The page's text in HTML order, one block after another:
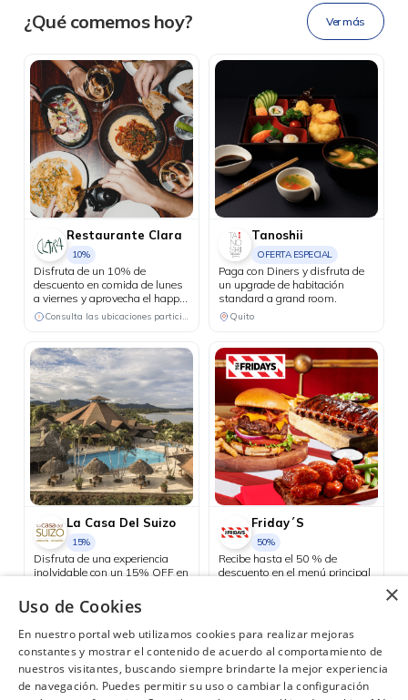
Ahora tus blu benefits
en una
sola app.
¿Qué comemos hoy? Ver más
Restaurante Clara
10%
Disfruta de un 10% de
descuento en comida de lunes
a viernes y aprovecha el happy
hour 3x2 en cócteles del día, de
lunes a jueves.
Consulta las ubicaciones participantes
Tanoshii
OFERTA ESPECIAL
Paga con Diners y disfruta de
un upgrade de habitación
standard a grand room.
Quito
La Casa Del Suizo
15%
Disfruta de una experiencia
inolvidable con un 15% OFF en
hotel durante tu estadía. Válido
para reservas de mínimo 2
noches y 2 personas.
Nacional
Friday´S
50%
Recibe hasta el 50 % de
descuento en el menú principal
×
Uso de Cookies
En nuestro portal web utilizamos cookies para realizar mejoras
constantes y mostrar el contenido de acuerdo al comportamiento de
nuestros visitantes, buscando siempre brindarte la mejor experiencia
de navegación. Puedes permitir su uso o cambiar la configuración